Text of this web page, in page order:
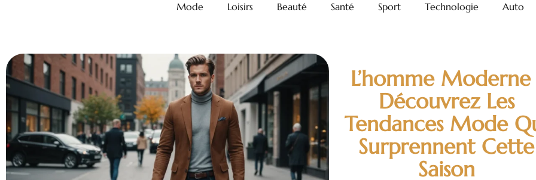
Mode Loisirs Beauté Santé Sport Technologie Auto
L’homme Moderne
Découvrez Les
Tendances Mode
Surprennent Cette
Saison